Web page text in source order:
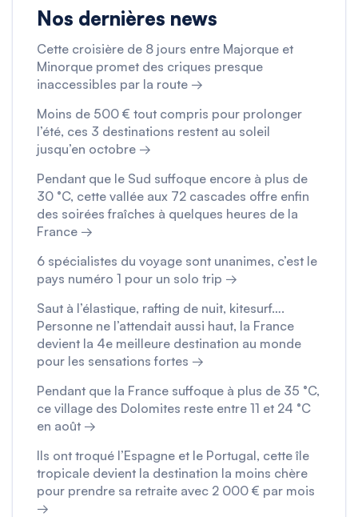
Nos dernières news
Cette croisière de 8 jours entre Majorque et
Minorque promet des criques presque
inaccessibles par la route →
Moins de 500 € tout compris pour prolonger
l’été, ces 3 destinations restent au soleil
jusqu’en octobre →
Pendant que le Sud suffoque encore à plus de
30 °C, cette vallée aux 72 cascades offre enfin
des soirées fraîches à quelques heures de la
France →
6 spécialistes du voyage sont unanimes, c’est le
pays numéro 1 pour un solo trip →
Saut à l’élastique, rafting de nuit, kitesurf….
Personne ne l’attendait aussi haut, la France
devient la 4e meilleure destination au monde
pour les sensations fortes →
Pendant que la France suffoque à plus de 35 °C,
ce village des Dolomites reste entre 11 et 24 °C
en août →
Ils ont troqué l’Espagne et le Portugal, cette île
tropicale devient la destination la moins chère
pour prendre sa retraite avec 2 000 € par mois
→